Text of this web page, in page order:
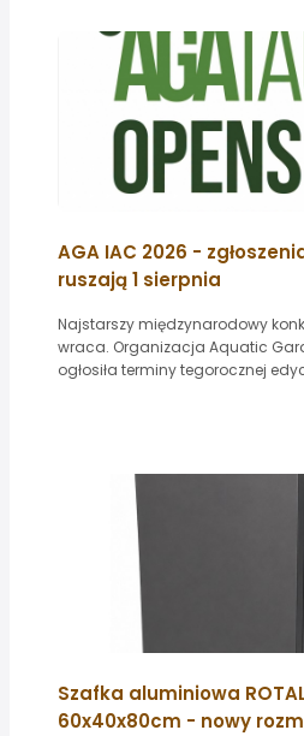
AGA IAC 2026 -
ruszają 1 sierpnia
Najstarszy międzynarodowy
wraca. Organizacja Aquatic
ogłosiła terminy tegorocznej
Szafka aluminiowa
60x40x80cm - nowy